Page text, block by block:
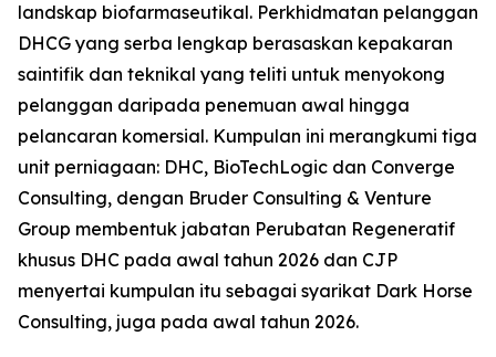
landskap biofarmaseutikal. Perkhidmatan pelanggan
DHCG yang serba lengkap berasaskan kepakaran
saintifik dan teknikal yang teliti untuk menyokong
pelanggan daripada penemuan awal hingga
pelancaran komersial. Kumpulan ini merangkumi tiga
unit perniagaan: DHC, BioTechLogic dan Converge
Consulting, dengan Bruder Consulting & Venture
Group membentuk jabatan Perubatan Regeneratif
khusus DHC pada awal tahun 2026 dan CJP
menyertai kumpulan itu sebagai syarikat Dark Horse
Consulting, juga pada awal tahun 2026.